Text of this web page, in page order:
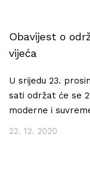
Obavijest o
vijeća
U srijedu 23.
sati održat će se
moderne i
22. 12. 2020